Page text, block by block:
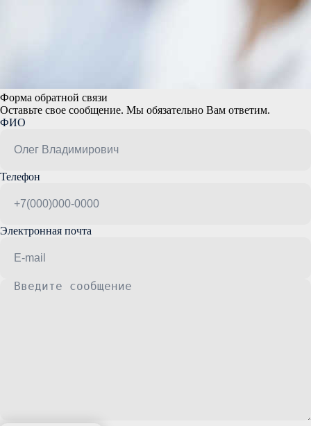
Форма обратной связи
Оставьте свое сообщение. Мы обязательно Вам ответим.
ФИО
Телефон
Электронная почта